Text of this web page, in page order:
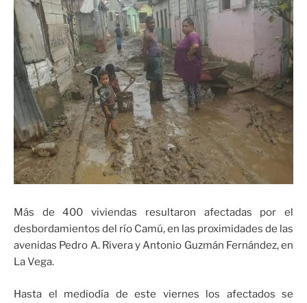
Más de 400 viviendas resultaron afectadas por el
desbordamientos del río Camú, en las proximidades de las
avenidas Pedro A. Rivera y Antonio Guzmán Fernández, en
La Vega.
Hasta el mediodía de este viernes los afectados se